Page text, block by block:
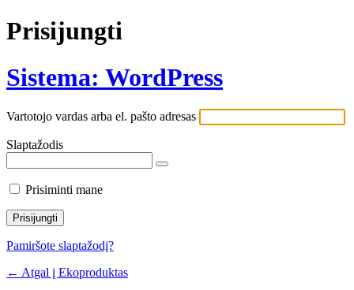
Prisijungti
Sistema: WordPress
Vartotojo vardas arba el. pašto adresas
Slaptažodis
Prisiminti mane
Pamiršote slaptažodį?
← Atgal į Ekoproduktas